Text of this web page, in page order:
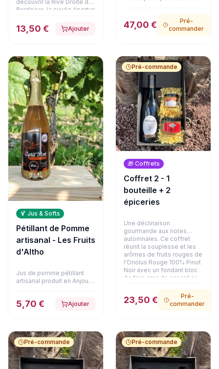
découvrir la Rive Droite de
Bordeaux, la cuvée Apertus
ans implantées sur des
terroirs argilo-calcaires et
en barriques, ce vin arbore
une jolie robe couleur
rubis. Son nez offre des
arômes subtils de cacao et
de bois brûlé, ouvrant sur
une bouche élégante,
racée et d'une grande
pureté.
13,50 € Ajouter
Émilion aux arômes
profonds de fruits noirs et
la fleur de sel en bocal
(125g). Le coffret est
complété par
d'onctueuses rillettes pur
canard au magret fumé
(180g) et une délicate
terrine de cerf à la Fine
Champagne (180g). Une
expérience gastronomique
haut de gamme, présentée
dans son emballage
soigné.
47,00 €
Pré-
commander
🍹 Jus & Softs
Pétillant de Pomme
artisanal - Les Fruits
d'Altho
Jus de pomme pétillant
artisanal produit en Anjou
5,70 € Ajouter
Pré-commande
🎁 Coffrets
Coffret 2 - 1
bouteille + 2
épiceries
Une déclinaison
gourmande aux notes
automnales. Ce coffret
réunit la souplesse et les
arômes de fruits rouges de
l'Oriolus Rouge 100% Pinot
Noir avec un fondant bloc
de foie gras de canard au
une terrine de faisan aux
girolles (180g). Une alliance
23,50 €
Pré-
commander
Pré-commande Pré-commande